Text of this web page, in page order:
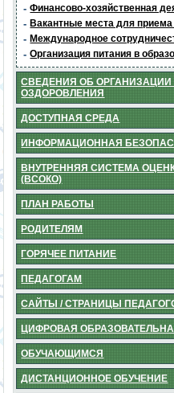
- Финансово-хозяйственная
- Вакантные места для приема
- Международное
- Организация питания в
СВЕДЕНИЯ ОБ
ОЗДОРОВЛЕНИЯ
ДОСТУПНАЯ СРЕДА
ИНФОРМАЦИОННАЯ
ВНУТРЕННЯЯ СИСТЕМА
(ВСОКО)
ПЛАН РАБОТЫ
РОДИТЕЛЯМ
ГОРЯЧЕЕ ПИТАНИЕ
ПЕДАГОГАМ
САЙТЫ / СТРАНИЦЫ
ЦИФРОВАЯ
ОБУЧАЮЩИМСЯ
ДИСТАНЦИОННОЕ ОБУЧЕНИЕ